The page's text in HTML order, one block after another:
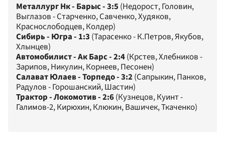
Металлург Нк - Барыс - 3:5 (Недорост, Головин,
Выглазов - Старченко, Савченко, Худяков,
Краснослободцев, Колдер)
Сибирь - Югра - 1:3 (Тарасенко - К.Петров, Якубов,
Хлынцев)
Автомобилист - Ак Барс - 2:4(Крстев, Хлебников -
Зарипов, Никулин, Корнеев, Песонен)
Салават Юлаев - Торпедо - 3:2(Сапрыкин, Панков,
Радулов - Горошанский, Шастин)
Трактор - Локомотив - 2:6(Кузнецов, Куинт -
Галимов-2, Кирюхин, Клюкин, Вашичек, Ткаченко)